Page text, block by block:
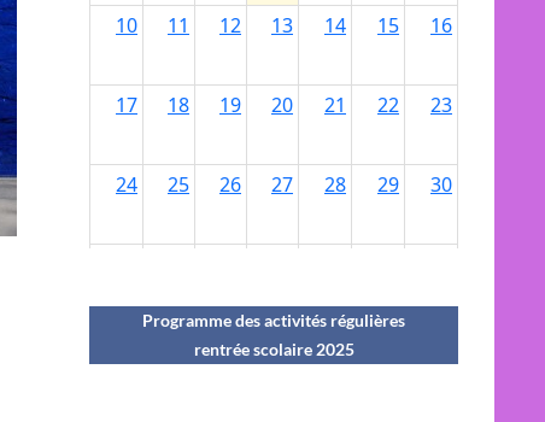
Programme des activités régulières
rentrée scolaire 2025